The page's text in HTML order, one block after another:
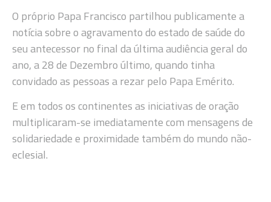
O próprio Papa Francisco partilhou publicamente a
notícia sobre o agravamento do estado de saúde do
seu antecessor no final da última audiência geral do
ano, a 28 de Dezembro último, quando tinha
convidado as pessoas a rezar pelo Papa Emérito.
E em todos os continentes as iniciativas de oração
multiplicaram-se imediatamente com mensagens de
solidariedade e proximidade também do mundo não-
eclesial.